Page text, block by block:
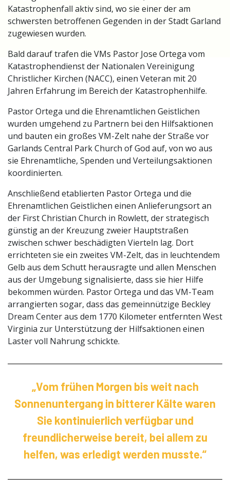
Katastrophenfall aktiv sind, wo sie einer der am
schwersten betroffenen Gegenden in der Stadt Garland
zugewiesen wurden.
Bald darauf trafen die VMs Pastor Jose Ortega vom
Katastrophendienst der Nationalen Vereinigung
Christlicher Kirchen (NACC), einen Veteran mit 20
Jahren Erfahrung im Bereich der Katastrophenhilfe.
Pastor Ortega und die Ehrenamtlichen Geistlichen
wurden umgehend zu Partnern bei den Hilfsaktionen
und bauten ein großes VM-Zelt nahe der Straße vor
Garlands Central Park Church of God auf, von wo aus
sie Ehrenamtliche, Spenden und Verteilungsaktionen
koordinierten.
Anschließend etablierten Pastor Ortega und die
Ehrenamtlichen Geistlichen einen Anlieferungsort an
der First Christian Church in Rowlett, der strategisch
günstig an der Kreuzung zweier Hauptstraßen
zwischen schwer beschädigten Vierteln lag. Dort
errichteten sie ein zweites VM-Zelt, das in leuchtendem
Gelb aus dem Schutt herausragte und allen Menschen
aus der Umgebung signalisierte, dass sie hier Hilfe
bekommen würden. Pastor Ortega und das VM-Team
arrangierten sogar, dass das gemeinnützige Beckley
Dream Center aus dem 1770 Kilometer entfernten West
Virginia zur Unterstützung der Hilfsaktionen einen
Laster voll Nahrung schickte.
„Vom frühen Morgen bis weit nach
Sonnenuntergang in bitterer Kälte waren
Sie kontinuierlich verfügbar und
freundlicherweise bereit, bei allem zu
helfen, was erledigt werden musste.“